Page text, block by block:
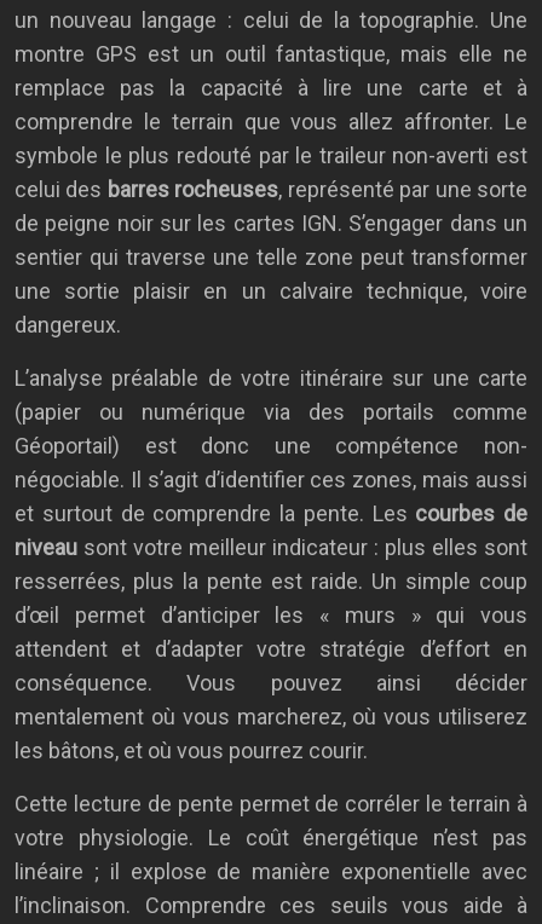
un nouveau langage : celui de la topographie. Une
montre GPS est un outil fantastique, mais elle ne
remplace pas la capacité à lire une carte et à
comprendre le terrain que vous allez affronter. Le
symbole le plus redouté par le traileur non-averti est
celui des barres rocheuses, représenté par une sorte
de peigne noir sur les cartes IGN. S’engager dans un
sentier qui traverse une telle zone peut transformer
une sortie plaisir en un calvaire technique, voire
dangereux.
L’analyse préalable de votre itinéraire sur une carte
(papier ou numérique via des portails comme
Géoportail) est donc une compétence non-
négociable. Il s’agit d’identifier ces zones, mais aussi
et surtout de comprendre la pente. Les courbes de
niveau sont votre meilleur indicateur : plus elles sont
resserrées, plus la pente est raide. Un simple coup
d’œil permet d’anticiper les « murs » qui vous
attendent et d’adapter votre stratégie d’effort en
conséquence. Vous pouvez ainsi décider
mentalement où vous marcherez, où vous utiliserez
les bâtons, et où vous pourrez courir.
Cette lecture de pente permet de corréler le terrain à
votre physiologie. Le coût énergétique n’est pas
linéaire ; il explose de manière exponentielle avec
l’inclinaison. Comprendre ces seuils vous aide à